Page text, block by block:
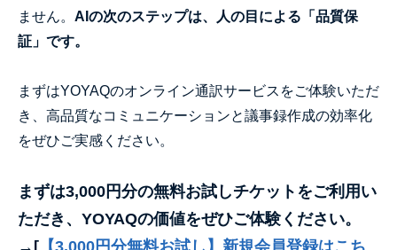
ません。 AIの次のステップは、人の目による「品質保
証」です。
まずはYOYAQのオンライン通訳サービスをご体験いただ
き、高品質なコミュニケーションと議事録作成の効率化
をぜひご実感ください。
まずは3,000円分の無料お試しチケットをご利用い
ただき、YOYAQの価値をぜひご体験ください。
→[ 【3,000円分無料お試し】新規会員登録はこち